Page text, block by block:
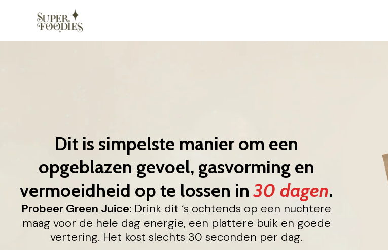
Dit is simpelste manier om een
opgeblazen gevoel, gasvorming en
vermoeidheid op te lossen in30 dagen.
Probeer Green Juice: Drink dit ‘s ochtends op een nuchtere
maag voor de hele dag energie, een plattere buik en goede
vertering. Het kost slechts 30 seconden per dag.